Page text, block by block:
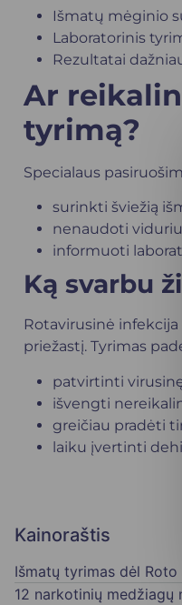
Išmatų mėginio
Laboratorinis
Rezultatai
Ar
tyrimą?
Specialaus
surinkti šviežią
nenaudoti
informuoti
Ką svarbu
Rotavirusinė
priežastį. Tyrimas
patvirtinti
išvengti
greičiau pradėti
laiku įvertinti
Kainoraštis
Išmatų tyrimas dėl Roto
12 narkotinių medžiagų